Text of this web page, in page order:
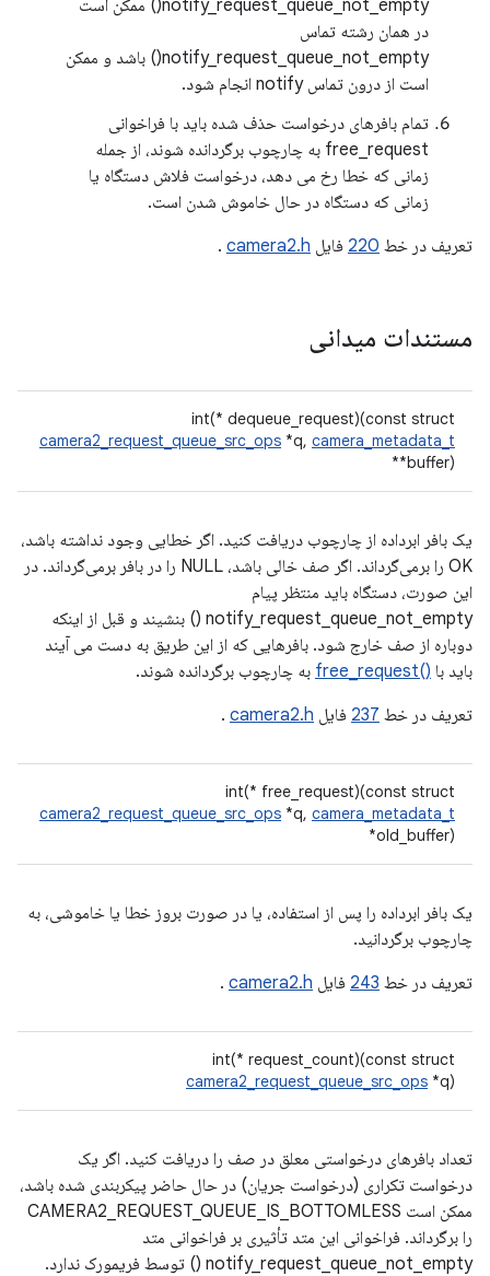
notify_request_queue_not_empty() ممکن است
در همان رشته تماس
notify_request_queue_not_empty() باشد و ممکن
است از درون تماس notify انجام شود.
تمام بافرهای درخواست حذف شده باید با فراخوانی
free_request به چارچوب برگردانده شوند، از جمله
زمانی که خطا رخ می دهد، درخواست فلاش دستگاه یا
زمانی که دستگاه در حال خاموش شدن است.
تعریف در خط 220 فایل camera2.h
.
مستندات میدانی
int(* dequeue_request)(const struct
camera2_request_queue_src_ops *q, camera_metadata_t
**buffer)
یک بافر ابرداده از چارچوب دریافت کنید. اگر خطایی وجود نداشته باشد،
OK را برمی‌گرداند. اگر صف خالی باشد، NULL را در بافر برمی‌گرداند. در
این صورت، دستگاه باید منتظر پیام
notify_request_queue_not_empty () بنشیند و قبل از اینکه
دوباره از صف خارج شود. بافرهایی که از این طریق به دست می آیند
باید با ()free_request
به چارچوب برگردانده شوند.
تعریف در خط 237 فایل camera2.h
.
int(* free_request)(const struct
camera2_request_queue_src_ops *q, camera_metadata_t
*old_buffer)
یک بافر ابرداده را پس از استفاده، یا در صورت بروز خطا یا خاموشی، به
چارچوب برگردانید.
تعریف در خط 243 فایل camera2.h
.
int(* request_count)(const struct
camera2_request_queue_src_ops *q)
تعداد بافرهای درخواستی معلق در صف را دریافت کنید. اگر یک
درخواست تکراری (درخواست جریان) در حال حاضر پیکربندی شده باشد،
ممکن است CAMERA2_REQUEST_QUEUE_IS_BOTTOMLESS
را برگرداند. فراخوانی این متد تأثیری بر فراخوانی متد
notify_request_queue_not_empty () توسط فریمورک ندارد.